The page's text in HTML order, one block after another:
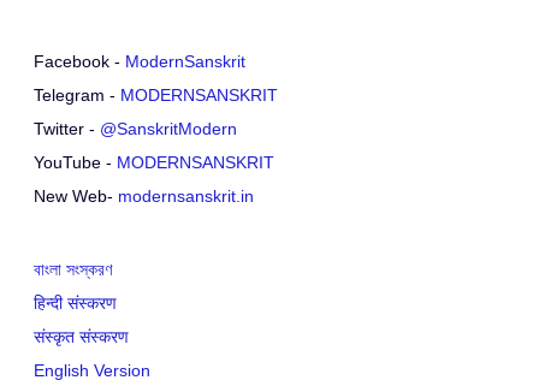
Facebook - ModernSanskrit
Telegram - MODERNSANSKRIT
Twitter - @SanskritModern
YouTube - MODERNSANSKRIT
New Web- modernsanskrit.in
বাংলা সংস্করণ
हिन्दी संस्करण
संस्कृत संस्करण
English Version